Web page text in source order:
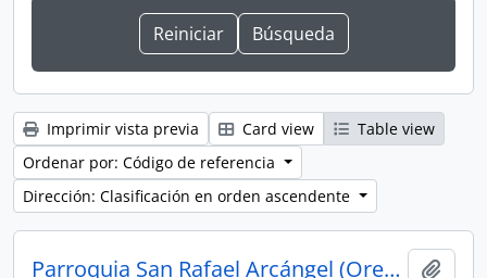
Imprimir vista previa Card view
Table view
Ordenar por: Código de referencia
Dirección: Clasificación en orden ascendente
Parroquia San Rafael Arcángel (Oreamuno, Cartago)